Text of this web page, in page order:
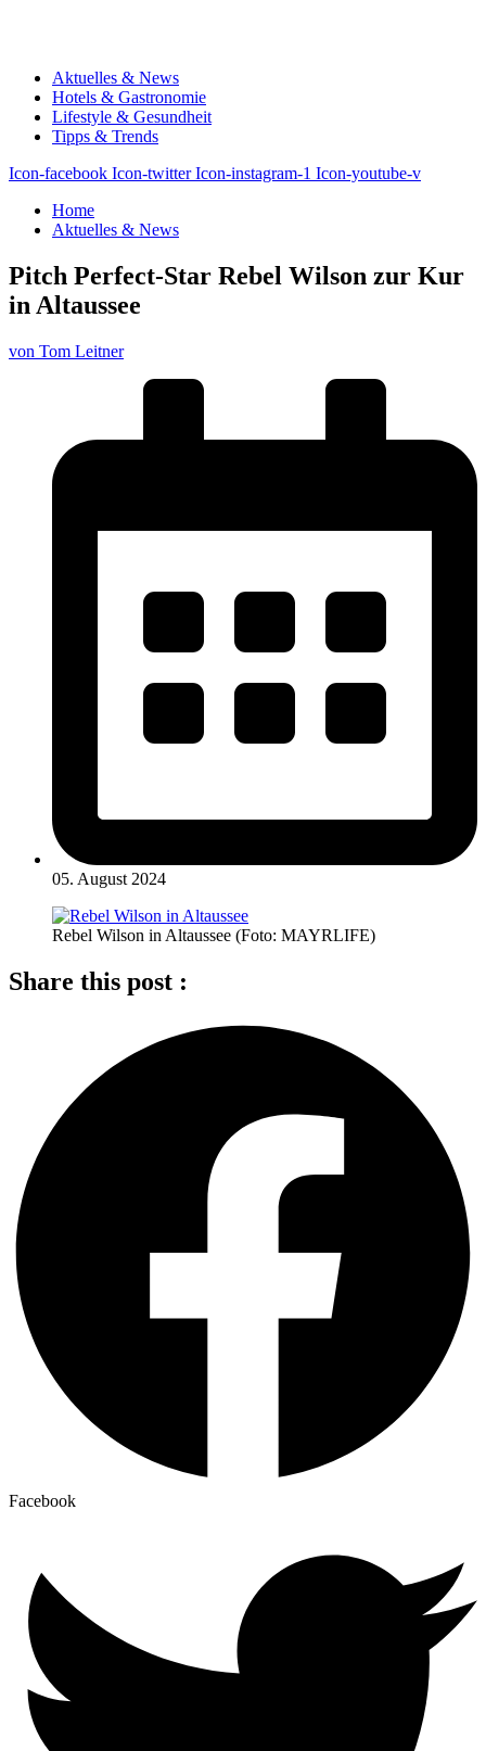
Aktuelles & News
Hotels & Gastronomie
Lifestyle & Gesundheit
Tipps & Trends
Icon-facebook Icon-twitter Icon-instagram-1 Icon-youtube-v
Home
Aktuelles & News
Pitch Perfect-Star Rebel Wilson zur Kur
in Altaussee
von Tom Leitner
05. August 2024
Rebel Wilson in Altaussee (Foto: MAYRLIFE)
Share this post :
Facebook